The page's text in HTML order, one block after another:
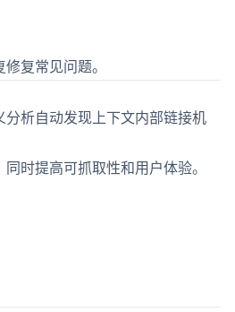
复常见问题。
分析自动发现上下文内部链接机
时提高可抓取性和用户体验。